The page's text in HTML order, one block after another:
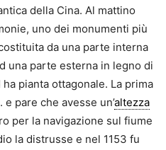
della Cina. Al mattino
uno dei monumenti più
da una parte interna
una parte esterna in legno di
pianta ottagonale. La prima
e pare che avesse un’altezza
per la navigazione sul fiume
la distrusse e nel 1153 fu